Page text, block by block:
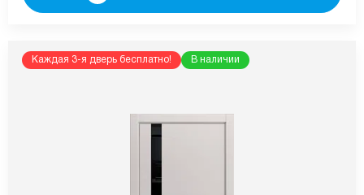
Каждая 3-я дверь бесплатно! В наличии